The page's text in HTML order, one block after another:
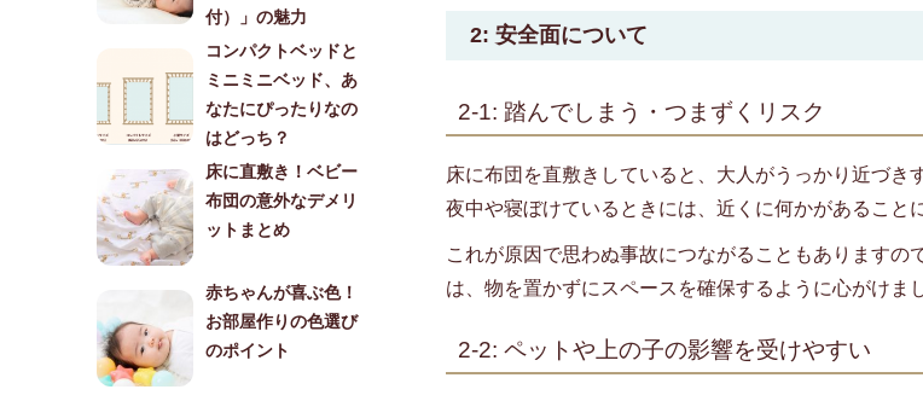
付）」の魅力
コンパクトベッドと
ミニミニベッド、あ
なたにぴったりなの
はどっち？
床に直敷き！ベビー
布団の意外なデメリ
ットまとめ
赤ちゃんが喜ぶ色！
お部屋作りの色選び
のポイント
2: 安全面について
2-1: 踏んでしまう・つまずくリスク
床に布団を直敷きしていると、大人がうっかり近づ
夜中や寝ぼけているときには、近くに何かがあること
これが原因で思わぬ事故につながることもあります
は、物を置かずにスペースを確保するように心がけま
2-2: ペットや上の子の影響を受けやすい